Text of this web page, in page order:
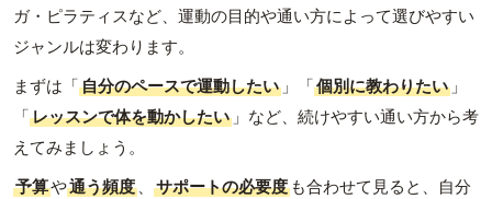
ガ・ピラティスなど、運動の目的や通い方によって選びやすい
ジャンルは変わります。
まずは「自分のペースで運動したい 」「個別に教わりたい 」
「レッスンで体を動かしたい 」など、続けやすい通い方から考
えてみましょう。
予算や通う頻度 、 サポートの必要度 も合わせて見ると、自分